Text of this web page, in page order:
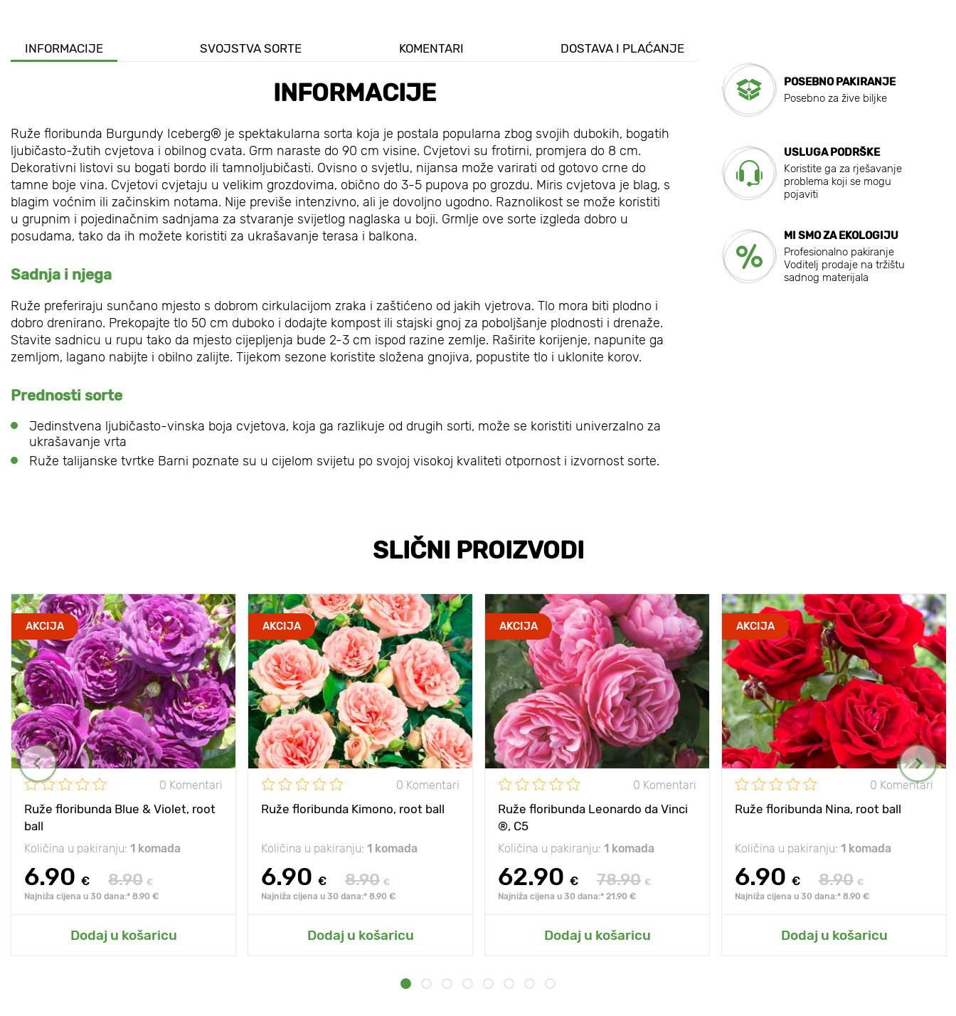
INFORMACIJE SVOJSTVA SORTE KOMENTARI DOSTAVA I PLAĆANJE
INFORMACIJE
Ruže floribunda Burgundy Iceberg® je spektakularna sorta koja je postala popularna zbog svojih dubokih, bogatih
ljubičasto-žutih cvjetova i obilnog cvata. Grm naraste do 90 cm visine. Cvjetovi su frotirni, promjera do 8 cm.
Dekorativni listovi su bogati bordo ili tamnoljubičasti. Ovisno o svjetlu, nijansa može varirati od gotovo crne do
tamne boje vina. Cvjetovi cvjetaju u velikim grozdovima, obično do 3-5 pupova po grozdu. Miris cvjetova je blag, s
blagim voćnim ili začinskim notama. Nije previše intenzivno, ali je dovoljno ugodno. Raznolikost se može koristiti
u grupnim i pojedinačnim sadnjama za stvaranje svijetlog naglaska u boji. Grmlje ove sorte izgleda dobro u
posudama, tako da ih možete koristiti za ukrašavanje terasa i balkona.
Sadnja i njega
Ruže preferiraju sunčano mjesto s dobrom cirkulacijom zraka i zaštićeno od jakih vjetrova. Tlo mora biti plodno i
dobro drenirano. Prekopajte tlo 50 cm duboko i dodajte kompost ili stajski gnoj za poboljšanje plodnosti i drenaže.
Stavite sadnicu u rupu tako da mjesto cijepljenja bude 2-3 cm ispod razine zemlje. Raširite korijenje, napunite ga
zemljom, lagano nabijte i obilno zalijte. Tijekom sezone koristite složena gnojiva, popustite tlo i uklonite korov.
Prednosti sorte
Jedinstvena ljubičasto-vinska boja cvjetova, koja ga razlikuje od drugih sorti, može se koristiti univerzalno za
ukrašavanje vrta
Ruže talijanske tvrtke Barni poznate su u cijelom svijetu po svojoj visokoj kvaliteti otpornost i izvornost sorte.
POSEBNO PAKIRANJE
Posebno za žive biljke
USLUGA PODRŠKE
Koristite ga za rješavanje
problema koji se mogu
pojaviti
MI SMO ZA EKOLOGIJU
Profesionalno pakiranje
Voditelj prodaje na tržištu
sadnog materijala
SLIČNI PROIZVODI
AKCIJA
0 Komentari
Ruže floribunda Blue & Violet, root
ball
Količina u pakiranju: 1 komada
6.90 € 8.90 €
Najniža cijena u 30 dana:* 8.90 €
Dodaj u košaricu
AKCIJA
0 Komentari
Ruže floribunda Kimono, root ball
Količina u pakiranju: 1 komada
6.90 € 8.90 €
Najniža cijena u 30 dana:* 8.90 €
Dodaj u košaricu
AKCIJA
0 Komentari
Ruže floribunda Leonardo da Vinci
®, C5
Količina u pakiranju: 1 komada
62.90 € 78.90 €
Najniža cijena u 30 dana:* 21.90 €
Dodaj u košaricu
AKCIJA
0 Komentari
Ruže floribunda Nina, root ball
Količina u pakiranju: 1 komada
6.90 € 8.90 €
Najniža cijena u 30 dana:* 8.90 €
Dodaj u košaricu